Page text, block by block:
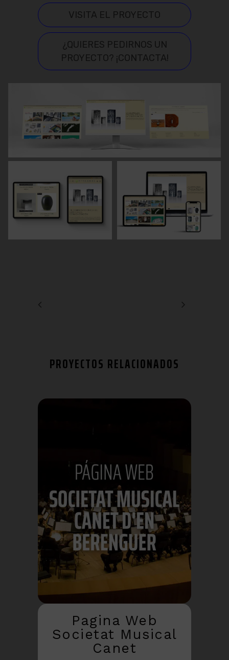
VISITA EL PROYECTO
¿QUIERES PEDIRNOS UN
PROYECTO? ¡CONTACTA!
PROYECTOS RELACIONADOS
Pagina Web
Societat Musical
Canet